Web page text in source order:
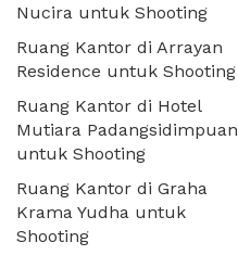
Nucira untuk Shooting
Ruang Kantor di Arrayan
Residence untuk Shooting
Ruang Kantor di Hotel
Mutiara Padangsidimpuan
untuk Shooting
Ruang Kantor di Graha
Krama Yudha untuk
Shooting